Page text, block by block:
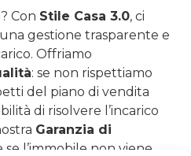
? Con Stile Casa 3.0, ci
gestione trasparente e
Offriamo
: se non rispettiamo
del piano di vendita
di risolvere l’incarico
Garanzia di
l’immobile non viene